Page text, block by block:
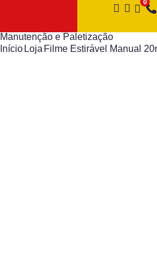
Manutenção e Paletização
Início Loja Filme Estirável Manual